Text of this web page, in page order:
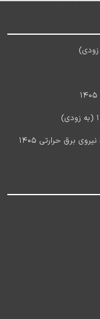
آخرین اخبار استخدام شرکت مادر تخصصی تولید نیروی برق حرارتی 1405